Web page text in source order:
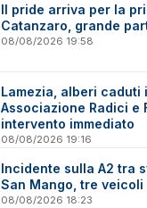
Il pride arriva per la
Catanzaro, grande
08/08/2026 19:58
Lamezia, alberi caduti
Associazione Radici e
intervento immediato
08/08/2026 19:16
Incidente sulla A2 tra
San Mango, tre
08/08/2026 18:23